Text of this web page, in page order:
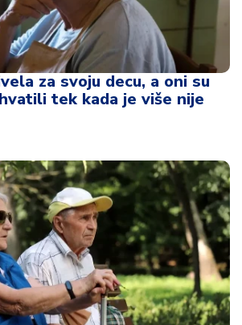
za svoju decu, a oni su
tek kada je više nije